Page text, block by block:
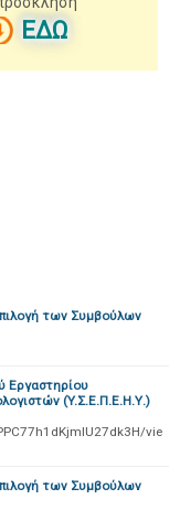
ΕΔΩ
των Συμβούλων
Εργαστηρίου
(Y.Σ.Ε.Π.Ε.Η.Υ.)
vie
των Συμβούλων